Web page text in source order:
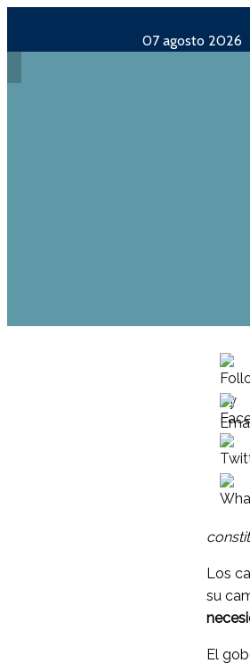
07 agosto 2026
Los
su
El